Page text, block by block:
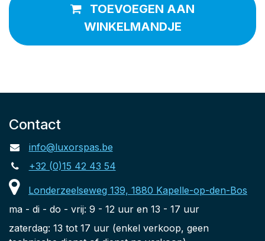
TOEVOEGEN AAN
WINKELMANDJE
Contact
info@luxorspas.be
+32 (0)15 42 43 54
Londerzeelseweg 139, 1880 Kapelle-op-den-Bos
ma - di - do - vrij: 9 - 12 uur en 13 - 17 uur
zaterdag: 13 tot 17 uur (enkel verkoop, geen